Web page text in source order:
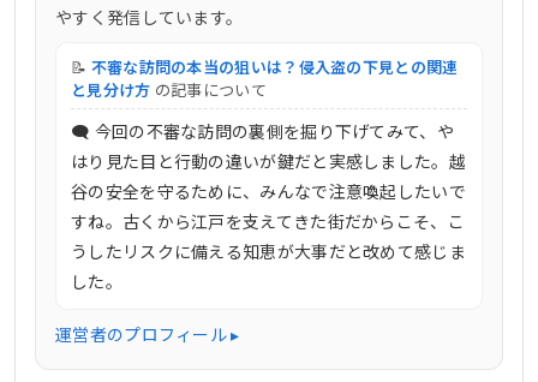
やすく発信しています。
📝 不審な訪問の本当の狙いは？侵入盗の下見との関連
と見分け方 の記事について
🗨 今回の不審な訪問の裏側を掘り下げてみて、や
はり見た目と行動の違いが鍵だと実感しました。越
谷の安全を守るために、みんなで注意喚起したいで
すね。古くから江戸を支えてきた街だからこそ、こ
うしたリスクに備える知恵が大事だと改めて感じま
した。
運営者のプロフィール ▸